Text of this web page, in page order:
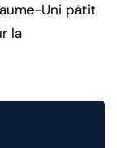
Uni pâtit
la